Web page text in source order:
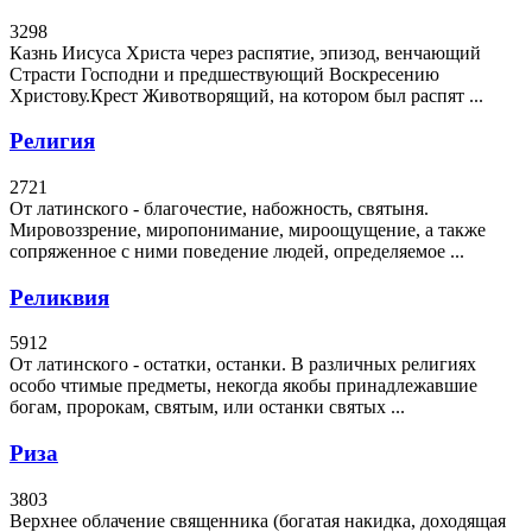
3298
Казнь Иисуса Христа через распятие, эпизод, венчающий
Страсти Господни и предшествующий Воскресению
Христову.Крест Животворящий, на котором был распят ...
Религия
2721
От латинского - благочестие, набожность, святыня.
Мировоззрение, миропонимание, мироощущение, а также
сопряженное с ними поведение людей, определяемое ...
Реликвия
5912
От латинского - остатки, останки. В различных религиях
особо чтимые предметы, некогда якобы принадлежавшие
богам, пророкам, святым, или останки святых ...
Риза
3803
Верхнее облачение священника (богатая накидка, доходящая